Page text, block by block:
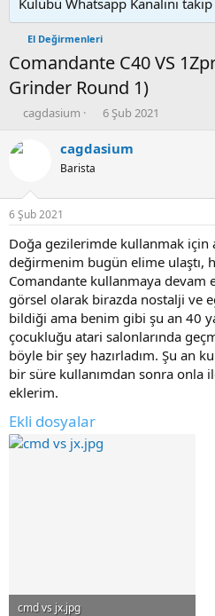
Kulübü Whatsapp Kanalını
El Değirmenleri
Comandante C40 VS
Grinder Round 1)
K
n
u
b
a
ş
a
t
a
n
cagdasium
B
ş
ı
ç
a
r
i
h
6 Şub 2021
cagdasium
Barista
6 Şub 2021
Doğa gezilerimde kullanmak için
değirmenim bugün elime ulaştı,
Comandante kullanmaya devam
görsel olarak birazda nostalji ve
bildiği ama benim gibi şu an 40
çocukluğu atari salonlarında
böyle bir şey hazırladım. Şu an
bir süre kullanımdan sonra onla
eklerim.
Ekli dosyalar
cmd vs jx.jpg